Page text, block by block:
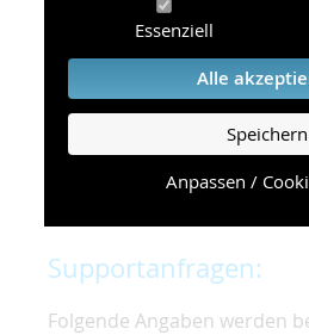
Essenziell
Alle
Speichern
Anpassen /
Um eine schnelle und
Bearbeitung Ihres Problems
bitten wir Sie,
folgende Punkte zu
Die schnellste Hilfe finden
Seite, die die häufig
Supportanfragen:
Folgende Angaben werden